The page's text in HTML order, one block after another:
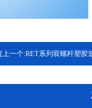
[上一个:RET系列双螺杆塑胶